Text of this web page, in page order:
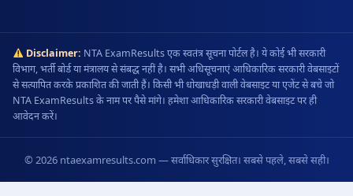
Disclaimer: NTA ExamResults एक स्वतंत्र सूचना पोर्टल है। ये कोई भी सरकारी
विभाग, भर्ती बोर्ड या मंत्रालय से संबद्ध नहीं है। सभी अधिसूचनाएं आधिकारिक सरकारी वेबसाइटों
से सत्यापित करके प्रकाशित की जाती हैं। किसी भी धोखाधड़ी वाली वेबसाइट या एजेंट से बचे जो
NTA ExamResults के नाम पर पैसे मांगे। हमेशा आधिकारिक सरकारी वेबसाइट पर ही
आवेदन करें।
© 2026 ntaexamresults.com — सर्वाधिकार सुरक्षित। सबसे पहले, सबसे सही।